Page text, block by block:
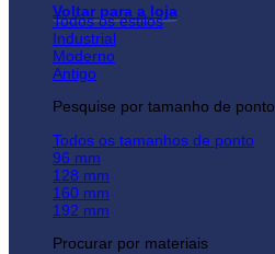
Voltar para a loja
Todos os estilos
Industrial
Moderno
Antigo
Pesquise por tamanho de ponto
Todos os tamanhos de ponto
96 mm
128 mm
160 mm
192 mm
Procurar por materiais